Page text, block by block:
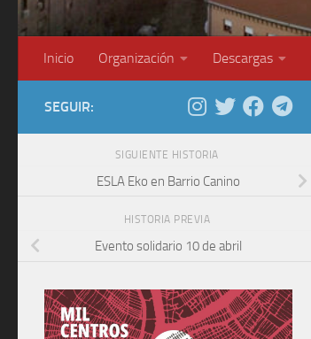
Inicio Organización Descargas
SEGUIR:
SIGUIENTE HISTORIA
ESLA Eko en Barrio Canino
HISTORIA PREVIA
Evento solidario 10 de abril